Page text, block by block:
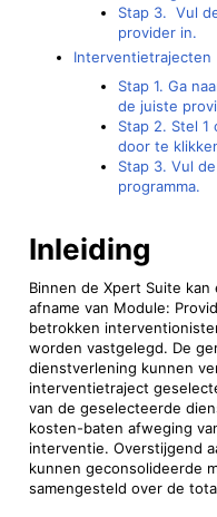
Stap 3. Vul
provider in.
Interventietrajecten
Stap 1. Ga
de juiste
Stap 2. Stel
door te
Stap 3. Vul
programma.
Inleiding
Binnen de Xpert Suite
afname van Module:
betrokken
worden vastgelegd. De
dienstverlening kunnen
interventietraject
van de geselecteerde
kosten-baten afweging
interventie. Overstijgend
kunnen geconsolideerde
samengesteld over de